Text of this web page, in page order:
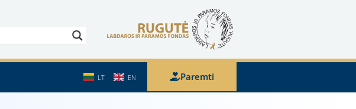
LT EN Paremti